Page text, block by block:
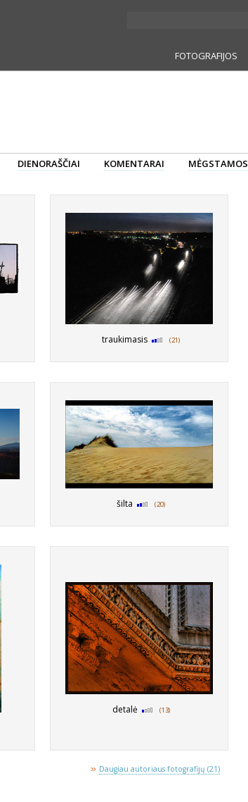
FOTOGRAFIJOS
DIENORAŠČIAI KOMENTARAI MĖGSTAMOS
traukimasis (21)
šilta (20)
detalė (13)
» Daugiau autoriaus fotografijų (21)